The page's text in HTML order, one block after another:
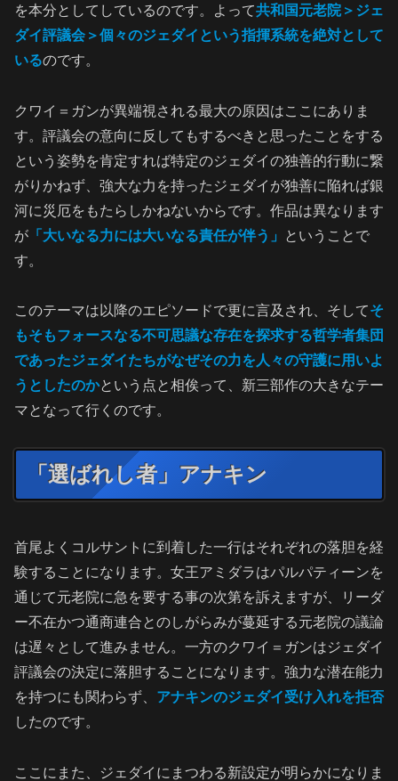
を本分としてしているのです。よって共和国元老院＞ジェ
ダイ評議会＞個々のジェダイという指揮系統を絶対として
いるのです。
クワイ＝ガンが異端視される最大の原因はここにありま
す。評議会の意向に反してもするべきと思ったことをする
という姿勢を肯定すれば特定のジェダイの独善的行動に繋
がりかねず、強大な力を持ったジェダイが独善に陥れば銀
河に災厄をもたらしかねないからです。作品は異なります
が 「大いなる力には大いなる責任が伴う」
ということで
す。
このテーマは以降のエピソードで更に言及され、そしてそ
もそもフォースなる不可思議な存在を探求する哲学者集団
であったジェダイたちがなぜその力を人々の守護に用いよ
うとしたのかという点と相俟って、新三部作の大きなテー
マとなって行くのです。
「選ばれし者」アナキン
首尾よくコルサントに到着した一行はそれぞれの落胆を経
験することになります。女王アミダラはパルパティーンを
通じて元老院に急を要する事の次第を訴えますが、リーダ
ー不在かつ通商連合とのしがらみが蔓延する元老院の議論
は遅々として進みません。一方のクワイ＝ガンはジェダイ
評議会の決定に落胆することになります。強力な潜在能力
を持つにも関わらず、 アナキンのジェダイ受け入れを拒否
したのです。
ここにまた、ジェダイにまつわる新設定が明らかになりま